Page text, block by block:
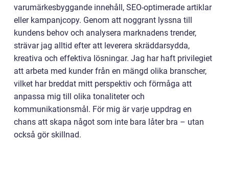
varumärkesbyggande innehåll, SEO-optimerade artiklar
eller kampanjcopy. Genom att noggrant lyssna till
kundens behov och analysera marknadens trender,
strävar jag alltid efter att leverera skräddarsydda,
kreativa och effektiva lösningar. Jag har haft privilegiet
att arbeta med kunder från en mängd olika branscher,
vilket har breddat mitt perspektiv och förmåga att
anpassa mig till olika tonaliteter och
kommunikationsmål. För mig är varje uppdrag en
chans att skapa något som inte bara låter bra – utan
också gör skillnad.